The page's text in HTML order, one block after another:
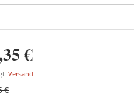
€
Versand
€